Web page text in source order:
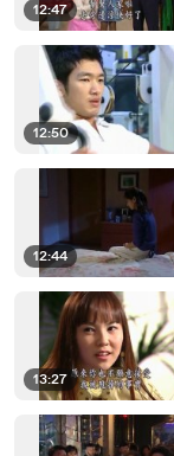
12:47
12:50
12:44
13:27